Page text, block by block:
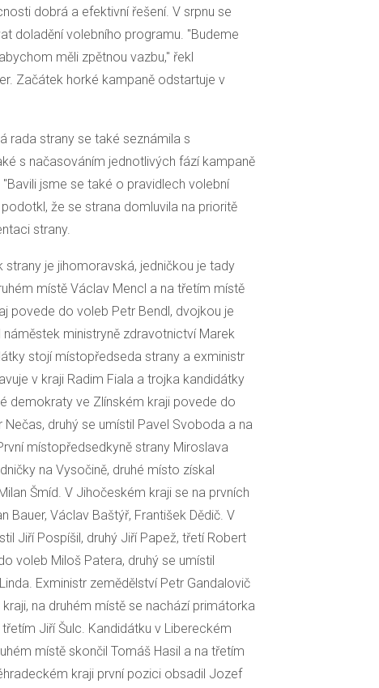
dobrá a efektivní řešení. V srpnu se
doladění volebního programu. "Budeme
měli zpětnou vazbu," řekl
Začátek horké kampaně odstartuje v
rada strany se také seznámila s
s načasováním jednotlivých fází kampaně
jsme se také o pravidlech volební
že se strana domluvila na prioritě
strany.
strany je jihomoravská, jedničkou je tady
místě Václav Mencl a na třetím místě
povede do voleb Petr Bendl, dvojkou je
ministryně zdravotnictví Marek
stojí místopředseda strany a exministr
v kraji Radim Fiala a trojka kandidátky
demokraty ve Zlínském kraji povede do
druhý se umístil Pavel Svoboda a na
místopředsedkyně strany Miroslava
na Vysočině, druhé místo získal
Šmíd. V Jihočeském kraji se na prvních
Bauer, Václav Baštýř, František Dědič. V
Jiří Pospíšil, druhý Jiří Papež, třetí Robert
voleb Miloš Patera, druhý se umístil
Exministr zemědělství Petr Gandalovič
na druhém místě se nachází primátorka
Jiří Šulc. Kandidátku v Libereckém
místě skončil Tomáš Hasil a na třetím
kraji první pozici obsadil Jozef